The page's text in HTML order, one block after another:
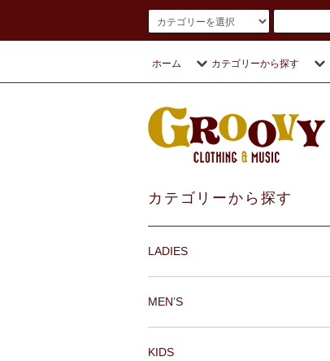
ホーム カテゴリーから探す
カテゴリーから探す
LADIES
MEN’S
KIDS